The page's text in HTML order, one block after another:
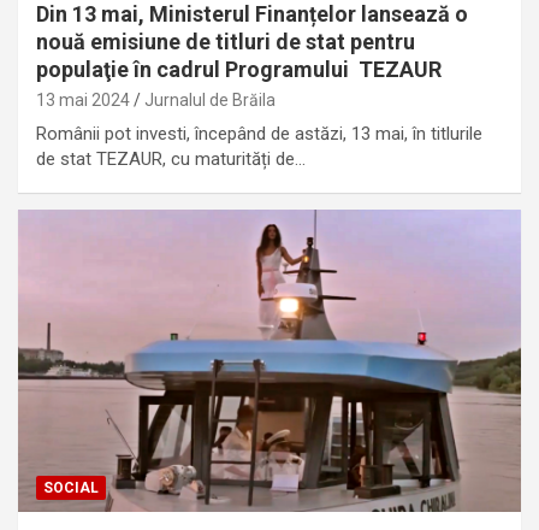
Din 13 mai, Ministerul Finanțelor lansează o
nouă emisiune de titluri de stat pentru
populaţie în cadrul Programului TEZAUR
13 mai 2024 Jurnalul de Brăila
Românii pot investi, începând de astăzi, 13 mai, în titlurile
de stat TEZAUR, cu maturități de…
SOCIAL